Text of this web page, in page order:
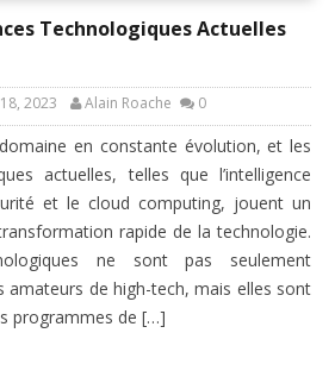
Technologiques Actuelles
2023 Alain Roache 0
en constante évolution, et les
actuelles, telles que l’intelligence
et le cloud computing, jouent un
rapide de la technologie.
ne sont pas seulement
amateurs de high-tech, mais elles sont
programmes de […]